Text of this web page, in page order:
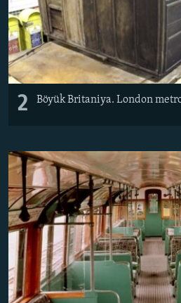
2 Böyük Britaniya. London